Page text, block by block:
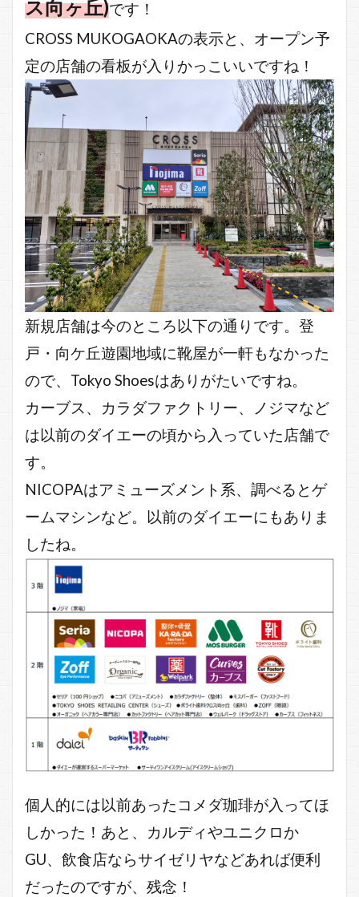
ス向ヶ丘)です！
CROSS MUKOGAOKAの表示と、オープン予
定の店舗の看板が入りかっこいいですね！
新規店舗は今のところ以下の通りです。登
戸・向ケ丘遊園地域に靴屋が一軒もなかった
ので、Tokyo Shoesはありがたいですね。
カーブス、カラダファクトリー、ノジマなど
は以前のダイエーの頃から入っていた店舗で
す。
NICOPAはアミューズメント系、調べるとゲ
ームマシンなど。以前のダイエーにもありま
したね。
個人的には以前あったコメダ珈琲が入ってほ
しかった！あと、カルディやユニクロか
GU、飲食店ならサイゼリヤなどあれば便利
だったのですが、残念！